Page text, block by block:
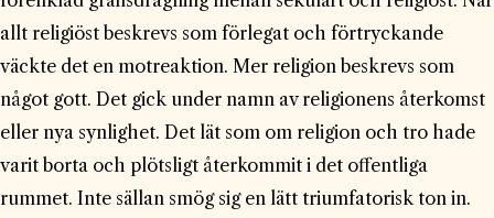
allt religiöst beskrevs som förlegat och förtryckande
väckte det en motreaktion. Mer religion beskrevs som
något gott. Det gick under namn av religionens återkomst
eller nya synlighet. Det lät som om religion och tro hade
varit borta och plötsligt återkommit i det offentliga
rummet. Inte sällan smög sig en lätt triumfatorisk ton in.